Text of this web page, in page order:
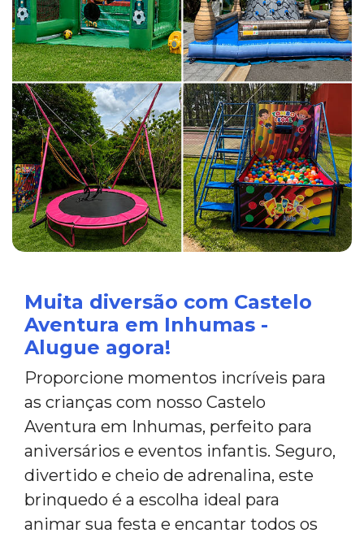
Muita diversão com Castelo
Aventura em Inhumas -
Alugue agora!
Proporcione momentos incríveis para
as crianças com nosso Castelo
Aventura em Inhumas, perfeito para
aniversários e eventos infantis. Seguro,
divertido e cheio de adrenalina, este
brinquedo é a escolha ideal para
animar sua festa e encantar todos os